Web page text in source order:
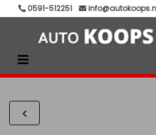
0591-512251